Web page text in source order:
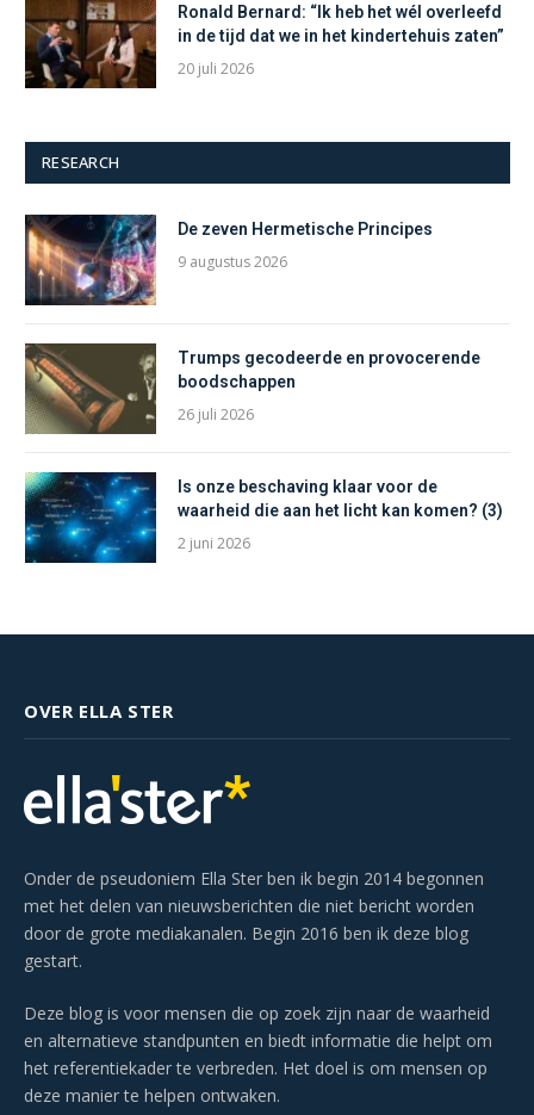
Ronald Bernard: “Ik heb het wél overleefd
in de tijd dat we in het kindertehuis zaten”
20 juli 2026
RESEARCH
De zeven Hermetische Principes
9 augustus 2026
Trumps gecodeerde en provocerende
boodschappen
26 juli 2026
Is onze beschaving klaar voor de
waarheid die aan het licht kan komen? (3)
2 juni 2026
OVER ELLA STER
Onder de pseudoniem Ella Ster ben ik begin 2014 begonnen
met het delen van nieuwsberichten die niet bericht worden
door de grote mediakanalen. Begin 2016 ben ik deze blog
gestart.
Deze blog is voor mensen die op zoek zijn naar de waarheid
en alternatieve standpunten en biedt informatie die helpt om
het referentiekader te verbreden. Het doel is om mensen op
deze manier te helpen ontwaken.